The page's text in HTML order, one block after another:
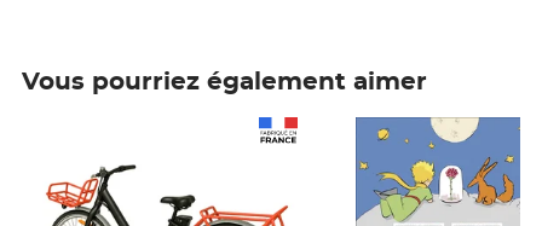
Vous pourriez également aimer
Prix 6,25€ HT